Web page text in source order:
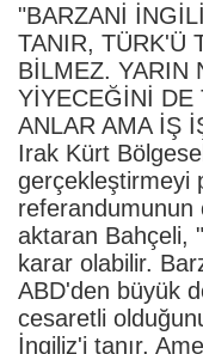
"BARZANİ
TANIR, TÜRK'Ü
BİLMEZ. YARIN
YİYECEĞİNİ DE
ANLAR AMA İŞ
Irak Kürt
gerçekleştirmeyi
referandumunun
aktaran Bahçeli,
karar olabilir.
ABD'den büyük
cesaretli
İngiliz'i tanır,